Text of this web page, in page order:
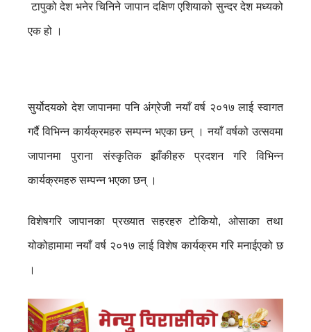
टापुको देश भनेर चिनिने जापान दक्षिण एशियाको सुन्दर देश मध्यको
एक हो ।
सुर्योदयको देश जापानमा पनि अंग्रेजी नयाँ वर्ष २०१७ लाई स्वागत
गर्दै विभिन्न कार्यक्रमहरु सम्पन्न भएका छन् । नयाँ वर्षको उत्सवमा
जापानमा पुराना संस्कृतिक झाँकीहरु प्रदशन गरि विभिन्न
कार्यक्रमहरु सम्पन्न भएका छन् ।
विशेषगरि जापानका प्रख्यात सहरहरु टोकियो, ओसाका तथा
योकोहामामा नयाँ वर्ष २०१७ लाई विशेष कार्यक्रम गरि मनाईएको छ
।